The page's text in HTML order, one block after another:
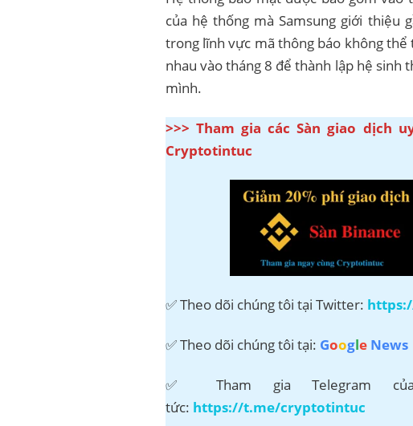
của hệ thống mà Samsung giới thiệu
trong lĩnh vực mã thông báo không thể
nhau vào tháng 8 để thành lập hệ sinh
mình.
>>> Tham gia các Sàn giao dịch
Cryptotintuc
✅ Theo dõi chúng tôi tại Twitter:
✅ Theo dõi chúng tôi tại: Google News
✅ Tham gia Telegram
tức: https://t.me/cryptotintuc